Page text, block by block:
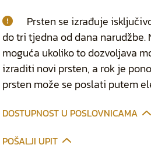
Prsten se izrađuje
do tri tjedna od dana
moguća ukoliko to dozvoljava
izraditi novi prsten, a rok je
prsten može se poslati putem
DOSTUPNOST U POSLOVNICAMA
POŠALJI UPIT